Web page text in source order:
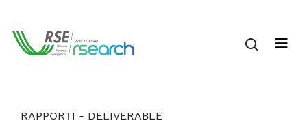
RAPPORTI - DELIVERABLE